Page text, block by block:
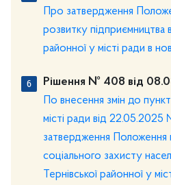
Про затвердження
розвитку підприємництва
районної у місті ради в
Рішення № 408 від
По внесення змін до
місті ради від
затвердження Положення
соціального захисту
Тернівської районної у